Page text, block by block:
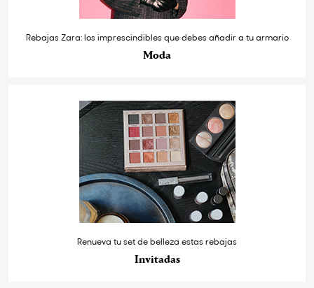
Rebajas Zara: los imprescindibles que debes añadir a tu armario
Moda
Renueva tu set de belleza estas rebajas
Invitadas